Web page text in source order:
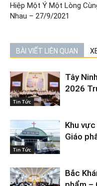
Hiệp Một Ý Một Lòng
Nhau – 27/9/2021
BÀI VIẾT LIÊN QUAN
Tin Tức
Tây
2026
Tin Tức
Khu
Giáo
Bắc